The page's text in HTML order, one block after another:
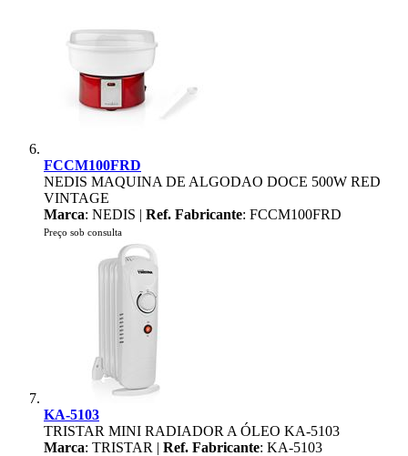
FCCM100FRD
NEDIS MAQUINA DE ALGODAO DOCE 500W RED
VINTAGE
Marca: NEDIS | Ref. Fabricante: FCCM100FRD
Preço sob consulta
KA-5103
TRISTAR MINI RADIADOR A ÓLEO KA-5103
Marca: TRISTAR | Ref. Fabricante: KA-5103